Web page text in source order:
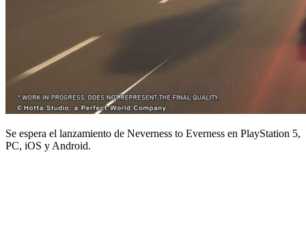
Se espera el lanzamiento de Neverness to Everness en PlayStation 5,
PC, iOS y Android.